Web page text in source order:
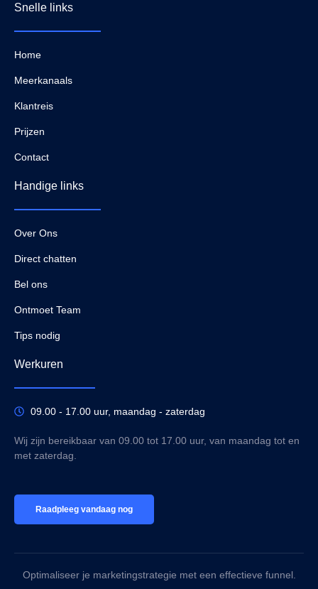
Snelle links
Home
Meerkanaals
Klantreis
Prijzen
Contact
Handige links
Over Ons
Direct chatten
Bel ons
Ontmoet Team
Tips nodig
Werkuren
09.00 - 17.00 uur, maandag - zaterdag
Wij zijn bereikbaar van 09.00 tot 17.00 uur, van maandag tot en
met zaterdag.
Raadpleeg vandaag nog
Optimaliseer je marketingstrategie met een effectieve funnel.